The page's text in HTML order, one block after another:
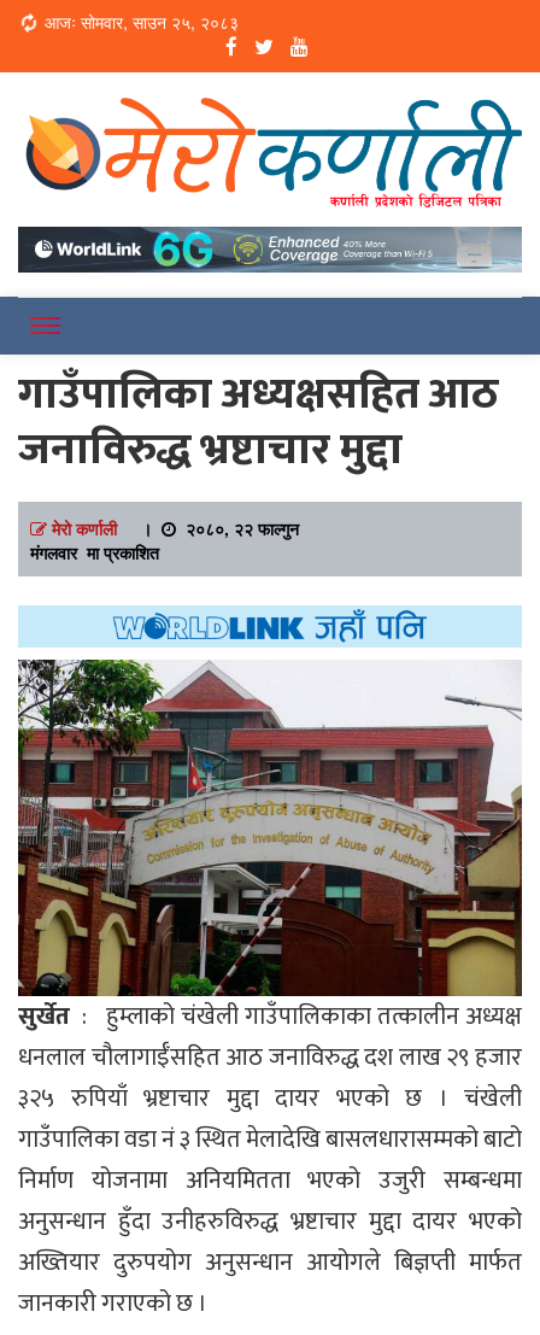
Loading...
आजः सोमवार, साउन २५, २०८३
Merokarnali
गाउँपालिका अध्यक्षसहित आठ
जनाविरुद्ध भ्रष्टाचार मुद्दा
मेरो कर्णाली।
२०८०, २२ फाल्गुन
मंगलवार मा प्रकाशित
सुर्खेत : हुम्लाको चंखेली गाउँपालिकाका तत्कालीन अध्यक्ष
धनलाल चौलागाईँसहित आठ जनाविरुद्ध दश लाख २९ हजार
३२५ रुपियाँ भ्रष्टाचार मुद्दा दायर भएको छ । चंखेली
गाउँपालिका वडा नं ३ स्थित मेलादेखि बासलधारासम्मको बाटो
निर्माण योजनामा अनियमितता भएको उजुरी सम्बन्धमा
अनुसन्धान हुँदा उनीहरुविरुद्ध भ्रष्टाचार मुद्दा दायर भएको
अख्तियार दुरुपयोग अनुसन्धान आयोगले बिज्ञप्ती मार्फत
जानकारी गराएको छ ।